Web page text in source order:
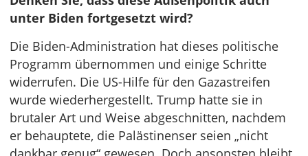
unter Biden fortgesetzt wird?
Die Biden-Administration hat dieses politische
Programm übernommen und einige Schritte
widerrufen. Die US-Hilfe für den Gazastreifen
wurde wiederhergestellt. Trump hatte sie in
brutaler Art und Weise abgeschnitten, nachdem
er behauptete, die Palästinenser seien „nicht